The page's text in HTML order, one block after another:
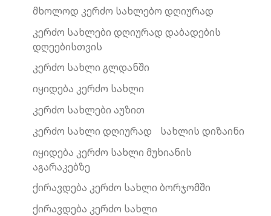
მხოლოდ კერძო სახლებო დღიურად
კერძო სახლები დღიურად დაბადების
დღეებისთვის
კერძო სახლი გლდანში
იყიდება კერძო სახლი
კერძო სახლები აუზით
კერძო სახლი დღიურად
სახლის დიზაინი
იყიდება კერძო სახლი მუხიანის
აგარაკებზე
ქირავდება კერძო სახლი ბორჯომში
ქირავდება კერძო სახლი